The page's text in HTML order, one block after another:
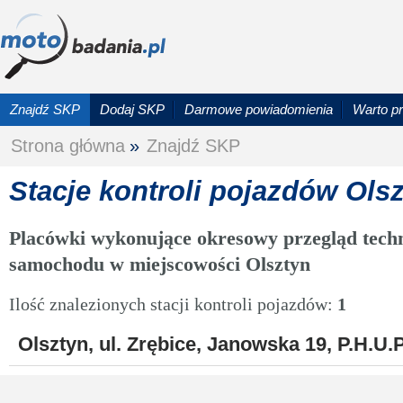
Znajdź SKP Dodaj SKP Darmowe powiadomienia Warto
Strona główna » Znajdź SKP
Stacje kontroli pojazdów
Placówki wykonujące okresowy przegląd
samochodu w miejscowości Olsztyn
Ilość znalezionych stacji kontroli pojazdów: 1
Olsztyn, ul. Zrębice, Janowska 19,